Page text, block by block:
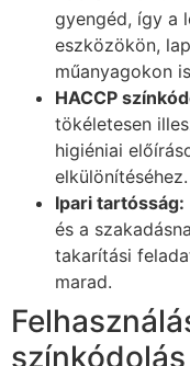
gyengéd, így a
eszközökön,
műanyagokon
HACCP
tökéletesen
higiéniai
elkülönítéséhez.
Ipari tartósság:
és a
takarítási
marad.
színkódolás